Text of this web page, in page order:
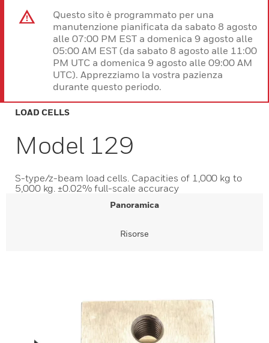
Questo sito è programmato per una
manutenzione pianificata da sabato 8 agosto
alle 07:00 PM EST a domenica 9 agosto alle
05:00 AM EST (da sabato 8 agosto alle 11:00
PM UTC a domenica 9 agosto alle 09:00 AM
UTC). Apprezziamo la vostra pazienza
durante questo periodo.
LOAD CELLS
Model 129
S-type/z-beam load cells. Capacities of 1,000 kg to
5,000 kg. ±0.02% full-scale accuracy
Panoramica
Risorse